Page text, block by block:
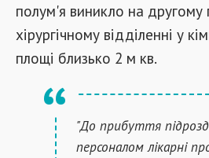
полум'я виникло на другому
хірургічному відділенні у
площі близько 2 м кв.
"До прибуття
персоналом лікарні